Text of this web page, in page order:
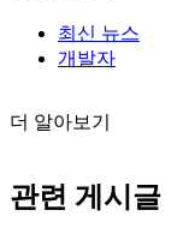
최신 뉴스
개발자
더 알아보기
관련 게시글